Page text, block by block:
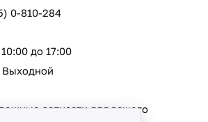
0-810-284
до 17:00
Выходной
запчасти для вашего